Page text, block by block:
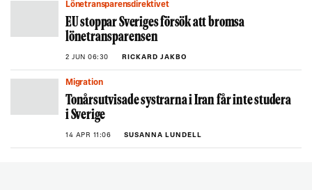
Lönetransparensdirektivet
EU stoppar Sveriges försök att bromsa
lönetransparensen
2 JUN 06:30 RICKARD JAKBO
Migration
Tonårsutvisade systrarna i Iran får inte studera
i Sverige
14 APR 11:06 SUSANNA LUNDELL